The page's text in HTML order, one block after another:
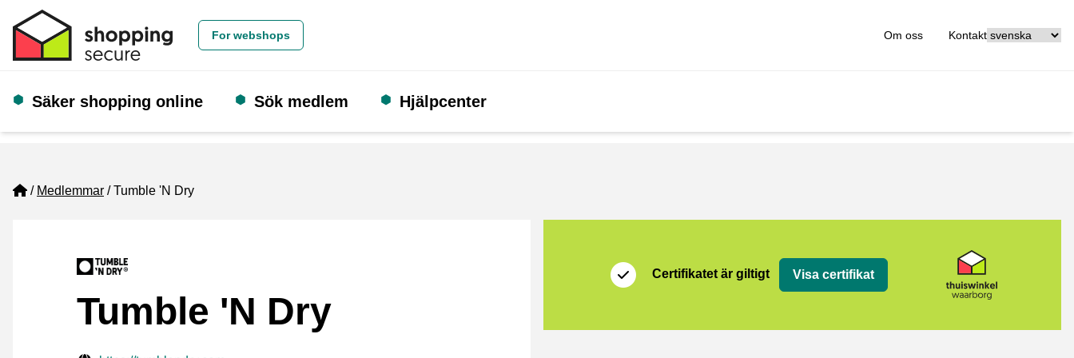
For webshops Om oss Kontakt
Säker shopping online Sök medlem Hjälpcenter
Home
Medlemmar Tumble 'N Dry
Tumble 'N Dry
Certifikatet är giltigt Visa certifikat